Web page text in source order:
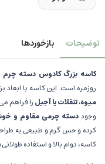
توضیحات بازخوردها
کاسه بزرگ کادوس دسته چرم
روزمره است. این کاسه با
میوه، تنقلات یا آجیلرا فراهم
وجوددسته چرمی مقاوم و
کرده و حس گرم و طبیعی به
کاسه، دوام بالا و استفاده